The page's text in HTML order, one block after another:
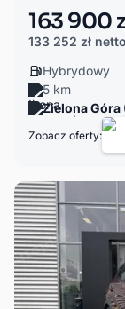
163 900
133 252 zł netto
Hybrydowy
5 km
Zielona Góra
Zobacz oferty: